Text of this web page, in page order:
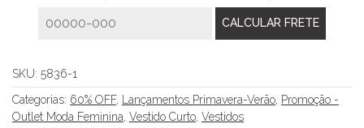
SKU: 5836-1
Categorias: 60% OFF, Lançamentos Primavera-Verão, Promoção -
Outlet Moda Feminina, Vestido Curto, Vestidos